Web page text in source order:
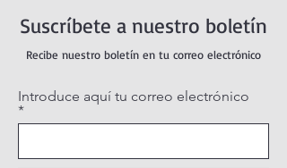
Suscríbete a nuestro boletín
Recibe nuestro boletín en tu correo electrónico
Introduce aquí tu correo electrónico